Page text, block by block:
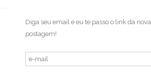
Diga seu email e eu te passo o link da nova
postagem!
e-
mail